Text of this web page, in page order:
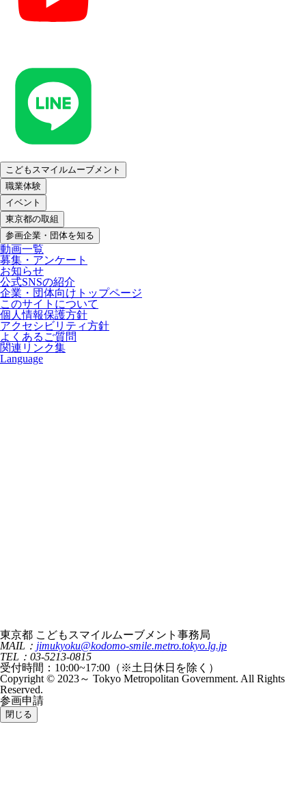
こどもスマイルムーブメント
職業体験
イベント
東京都の取組
参画企業・団体を知る
動画一覧
募集・アンケート
お知らせ
公式SNSの紹介
企業・団体向けトップページ
このサイトについて
個人情報保護方針
アクセシビリティ方針
よくあるご質問
関連リンク集
Language
東京都 こどもスマイルムーブメント事務局
MAIL： jimukyoku@kodomo-smile.metro.tokyo.lg.jp
TEL：03-5213-0815
受付時間：10:00~17:00（※土日休日を除く）
Copyright © 2023～ Tokyo Metropolitan Government. All Rights
Reserved.
参画申請
閉じる